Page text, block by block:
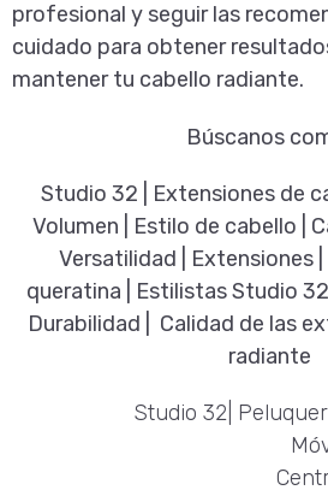
profesional y seguir las
cuidado para obtener
mantener tu cabello radiante.
Búscanos
Studio 32 | Extensiones de
Volumen | Estilo de cabello |
Versatilidad | Extensiones
queratina | Estilistas Studio
Durabilidad | Calidad de las
radiante
Studio 32|